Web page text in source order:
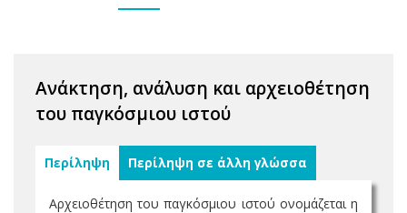
Ανάκτηση, ανάλυση και αρχειοθέτηση
του παγκόσμιου ιστού
Περίληψη Περίληψη σε άλλη γλώσσα
Αρχειοθέτηση του παγκόσμιου ιστού ονομάζεται η